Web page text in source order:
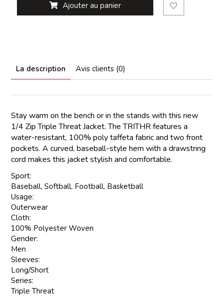
Ajouter au panier
La description Avis clients (0)
Stay warm on the bench or in the stands with this new
1/4 Zip Triple Threat Jacket. The TRITHR features a
water-resistant, 100% poly taffeta fabric and two front
pockets. A curved, baseball-style hem with a drawstring
cord makes this jacket stylish and comfortable.
Sport:
Baseball, Softball, Football, Basketball
Usage:
Outerwear
Cloth:
100% Polyester Woven
Gender:
Men
Sleeves:
Long/Short
Series:
Triple Threat